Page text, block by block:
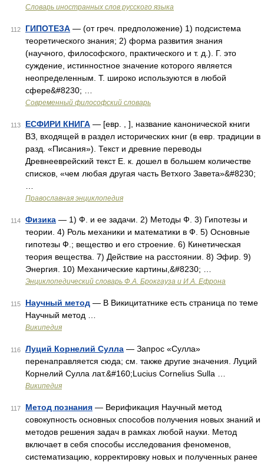
Словарь иностранных слов русского языка
112 ГИПОТЕЗА — (от греч. предположение) 1) подсистема
теоретического знания; 2) форма развития знания
(научного, философского, практического и т. д.). Г. это
суждение, истинностное значение которого является
неопределенным. Т. широко используются в любой
сфере&#8230; …
Современный философский словарь
113 ЕСФИРИ КНИГА — [евр. , ], название канонической книги
ВЗ, входящей в раздел исторических книг (в евр. традиции в
разд. «Писания»). Текст и древние переводы
Древнееврейский текст Е. к. дошел в большем количестве
списков, «чем любая другая часть Ветхого Завета»&#8230;
Православная энциклопедия
114 Физика — 1) Ф. и ее задачи. 2) Методы Ф. 3) Гипотезы и
теории. 4) Роль механики и математики в Ф. 5) Основные
гипотезы Ф.; вещество и его строение. 6) Кинетическая
теория вещества. 7) Действие на расстоянии. 8) Эфир. 9)
Энергия. 10) Механические картины,&#8230; …
Энциклопедический словарь Ф.А. Брокгауза и И.А. Ефрона
115 Научный метод — В Викицитатнике есть страница по теме
Научный метод …
Википедия
116 Луций Корнелий Сулла — Запрос «Сулла»
перенаправляется сюда; см. также другие значения. Луций
Корнелий Сулла лат.&#160;Lucius Cornelius Sulla …
Википедия
117 Метод познания — Верификация Научный метод
совокупность основных способов получения новых знаний и
методов решения задач в рамках любой науки. Метод
включает в себя способы исследования феноменов,
систематизацию, корректировку новых и полученных ранее